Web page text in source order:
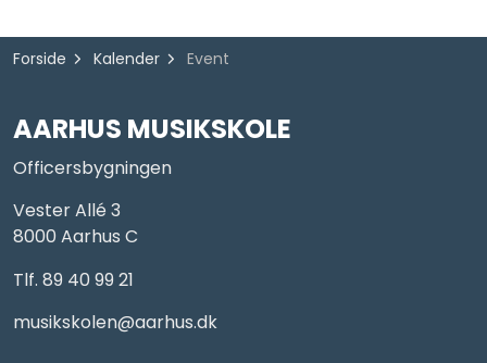
Forside Kalender Event
AARHUS MUSIKSKOLE
Officersbygningen
Vester Allé 3
8000 Aarhus C
Tlf. 89 40 99 21
musikskolen@aarhus.dk